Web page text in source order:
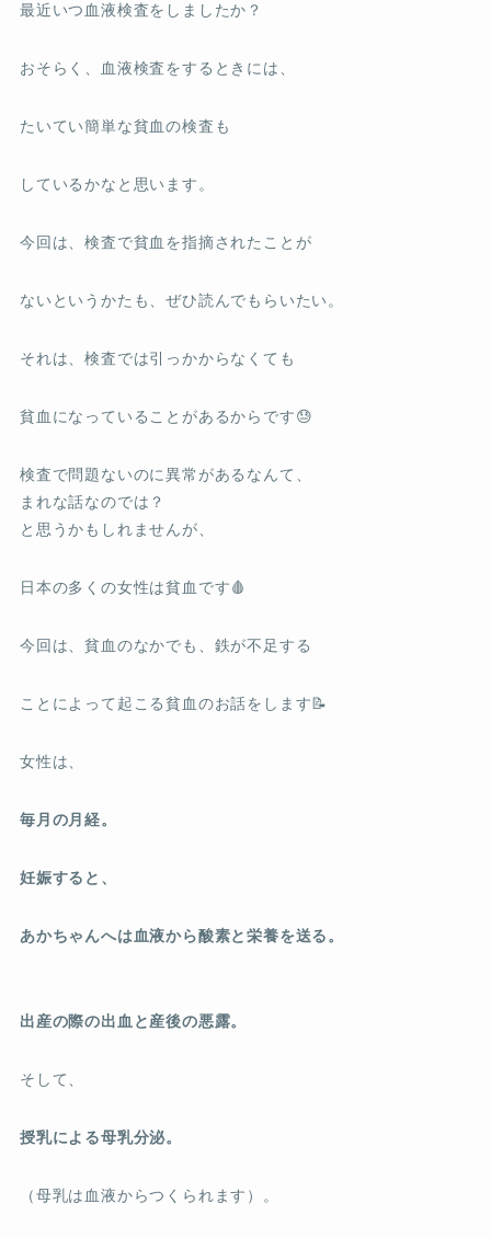
最近いつ血液検査をしましたか？
おそらく、血液検査をするときには、
たいてい簡単な貧血の検査も
しているかなと思います。
今回は、検査で貧血を指摘されたことが
ないというかたも、ぜひ読んでもらいたい。
それは、検査では引っかからなくても
貧血になっていることがあるからです😓
検査で問題ないのに異常があるなんて、
まれな話なのでは？
と思うかもしれませんが、
日本の多くの女性は貧血です🩸
今回は、貧血のなかでも、鉄が不足する
ことによって起こる貧血のお話をします📝
女性は、
毎月の月経。
妊娠すると、
あかちゃんへは血液から酸素と栄養を送る。
出産の際の出血と産後の悪露。
そして、
授乳による母乳分泌。
（母乳は血液からつくられます）。